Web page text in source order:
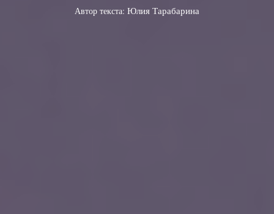
Автор текста: Юлия Тарабарина